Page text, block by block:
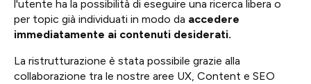
l'utente ha la possibilità di eseguire una ricerca libera o
per topic già individuati in modo da accedere
immediatamente ai contenuti desiderati.
La ristrutturazione è stata possibile grazie alla
collaborazione tra le nostre aree UX, Content e SEO